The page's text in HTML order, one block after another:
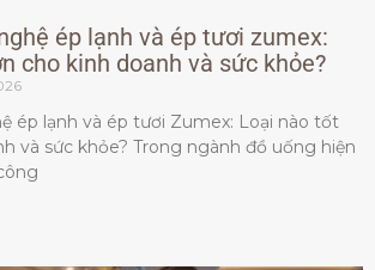
ép lạnh và ép tươi zumex:
cho kinh doanh và sức khỏe?
ép lạnh và ép tươi Zumex: Loại nào tốt
và sức khỏe? Trong ngành đồ uống hiện